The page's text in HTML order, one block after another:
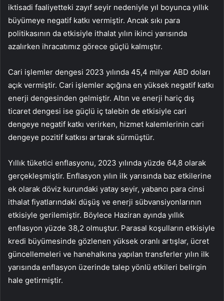
iktisadi faaliyetteki zayıf seyir nedeniyle yıl boyunca yıllık
büyümeye negatif katkı vermiştir. Ancak sıkı para
politikasının da etkisiyle ithalat yılın ikinci yarısında
azalırken ihracatımız görece güçlü kalmıştır.
Cari işlemler dengesi 2023 yılında 45,4 milyar ABD doları
açık vermiştir. Cari işlemler açığına en yüksek negatif katkı
enerji dengesinden gelmiştir. Altın ve enerji hariç dış
ticaret dengesi ise güçlü iç talebin de etkisiyle cari
dengeye negatif katkı verirken, hizmet kalemlerinin cari
dengeye pozitif katkısı artarak sürmüştür.
Yıllık tüketici enflasyonu, 2023 yılında yüzde 64,8 olarak
gerçekleşmiştir. Enflasyon yılın ilk yarısında baz etkilerine
ek olarak döviz kurundaki yatay seyir, yabancı para cinsi
ithalat fiyatlarındaki düşüş ve enerji sübvansiyonlarının
etkisiyle gerilemiştir. Böylece Haziran ayında yıllık
enflasyon yüzde 38,2 olmuştur. Parasal koşulların etkisiyle
kredi büyümesinde gözlenen yüksek oranlı artışlar, ücret
güncellemeleri ve hanehalkına yapılan transferler yılın ilk
yarısında enflasyon üzerinde talep yönlü etkileri belirgin
hale getirmiştir.